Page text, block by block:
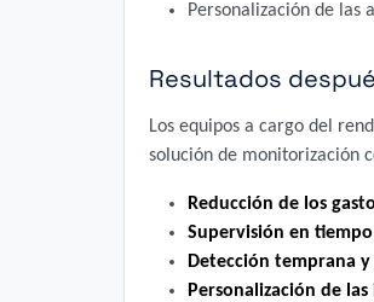
Personalización de las
Resultados
Los equipos a cargo del
solución de monitorización
Reducción de los
Supervisión en
Detección temprana
Personalización de